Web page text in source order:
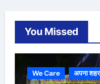
You Missed
We Care अपना शहर